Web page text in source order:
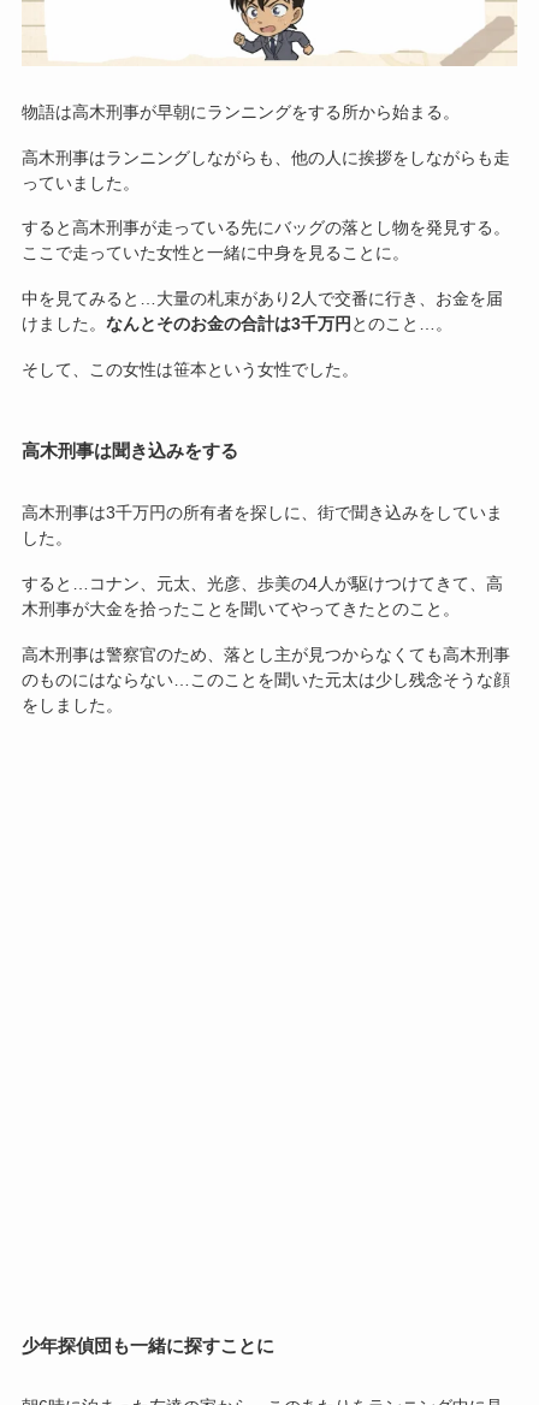
物語は高木刑事が早朝にランニングをする所から始まる。
高木刑事はランニングしながらも、他の人に挨拶をしながらも走
っていました。
すると高木刑事が走っている先にバッグの落とし物を発見する。
ここで走っていた女性と一緒に中身を見ることに。
中を見てみると…大量の札束があり2人で交番に行き、お金を届
けました。 なんとそのお金の合計は3千万円 とのこと…。
そして、この女性は笹本という女性でした。
高木刑事は聞き込みをする
高木刑事は3千万円の所有者を探しに、街で聞き込みをしていま
した。
すると…コナン、元太、光彦、歩美の4人が駆けつけてきて、高
木刑事が大金を拾ったことを聞いてやってきたとのこと。
高木刑事は警察官のため、落とし主が見つからなくても高木刑事
のものにはならない…このことを聞いた元太は少し残念そうな顔
をしました。
少年探偵団も一緒に探すことに